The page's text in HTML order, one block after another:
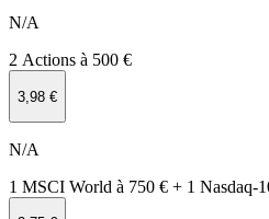
N/A
2 Actions à 500 €
3,98 €
N/A
1 MSCI World à 750 € + 1